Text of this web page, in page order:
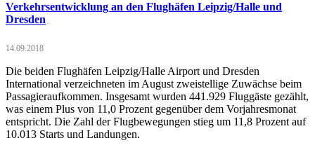
Verkehrsentwicklung an den Flughäfen Leipzig/Halle und
Dresden
14.09.2018
Die beiden Flughäfen Leipzig/Halle Airport und Dresden
International verzeichneten im August zweistellige Zuwächse beim
Passagieraufkommen. Insgesamt wurden 441.929 Fluggäste gezählt,
was einem Plus von 11,0 Prozent gegenüber dem Vorjahresmonat
entspricht. Die Zahl der Flugbewegungen stieg um 11,8 Prozent auf
10.013 Starts und Landungen.